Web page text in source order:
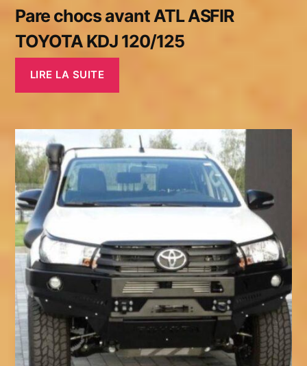
Pare chocs avant ATL ASFIR
TOYOTA KDJ 120/125
LIRE LA SUITE